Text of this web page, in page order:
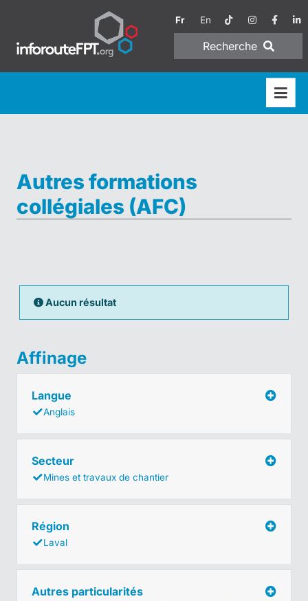
Fr En
Recherche
Autres formations
collégiales (AFC)
Aucun résultat
Affinage
Langue
Anglais
Secteur
Mines et travaux de chantier
Région
Laval
Autres particularités